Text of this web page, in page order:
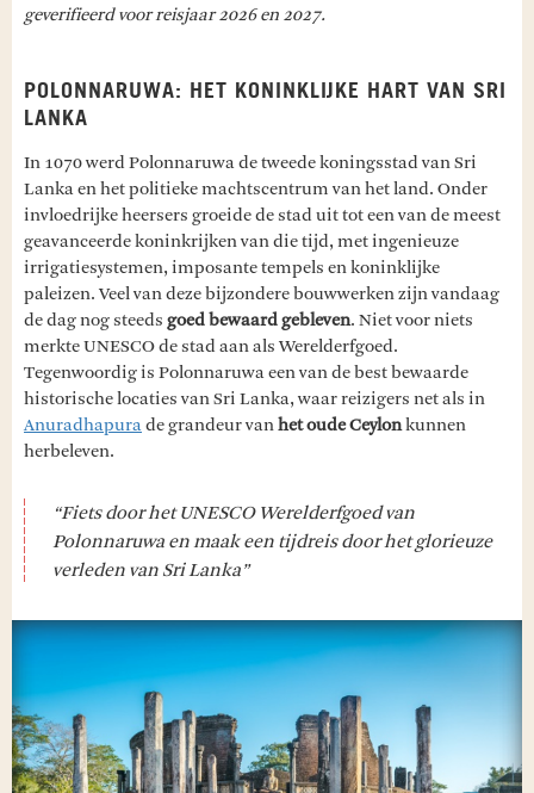
geverifieerd voor reisjaar 2026 en 2027.
POLONNARUWA: HET KONINKLIJKE HART VAN SRI
LANKA
In 1070 werd Polonnaruwa de tweede koningsstad van Sri
Lanka en het politieke machtscentrum van het land. Onder
invloedrijke heersers groeide de stad uit tot een van de meest
geavanceerde koninkrijken van die tijd, met ingenieuze
irrigatiesystemen, imposante tempels en koninklijke
paleizen. Veel van deze bijzondere bouwwerken zijn vandaag
de dag nog steeds goed bewaardgebleven. Niet voor niets
merkte UNESCO de stad aan als Werelderfgoed.
Tegenwoordig is Polonnaruwa een van de best bewaarde
historische locaties van Sri Lanka, waar reizigers net als in
Anuradhapurade grandeur vanhet oude Ceylonkunnen
herbeleven.
“Fiets door het UNESCO Werelderfgoed van
Polonnaruwa en maak een tijdreis door het glorieuze
verleden van Sri Lanka”